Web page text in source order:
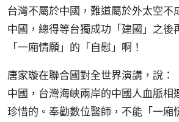
台灣不屬於中國，難道屬於外太空不
中國，總得等台獨成功「建國」之後
「一廂情願」的「自慰」啊！
唐家璇在聯合國對全世界演講，說：
中國，台灣海峽兩岸的中國人血脈相
珍惜的。奉勸數位醫師，不能「一廂